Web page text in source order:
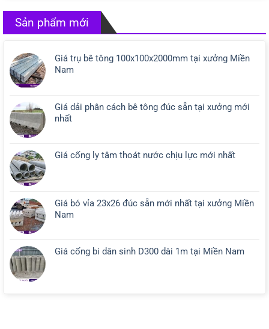
Sản phẩm mới
Giá trụ bê tông 100x100x2000mm tại xưởng Miền
Nam
Giá dải phân cách bê tông đúc sẵn tại xưởng mới
nhất
Giá cống ly tâm thoát nước chịu lực mới nhất
Giá bó vỉa 23x26 đúc sẵn mới nhất tại xưởng Miền
Nam
Giá cống bi dân sinh D300 dài 1m tại Miền Nam